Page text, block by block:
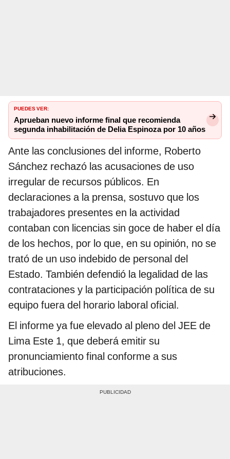
PUEDES VER:
Aprueban nuevo informe final que recomienda
segunda inhabilitación de Delia Espinoza por 10 años
Ante las conclusiones del informe, Roberto
Sánchez rechazó las acusaciones de uso
irregular de recursos públicos. En
declaraciones a la prensa, sostuvo que los
trabajadores presentes en la actividad
contaban con licencias sin goce de haber el día
de los hechos, por lo que, en su opinión, no se
trató de un uso indebido de personal del
Estado. También defendió la legalidad de las
contrataciones y la participación política de su
equipo fuera del horario laboral oficial.
El informe ya fue elevado al pleno del JEE de
Lima Este 1, que deberá emitir su
pronunciamiento final conforme a sus
atribuciones.